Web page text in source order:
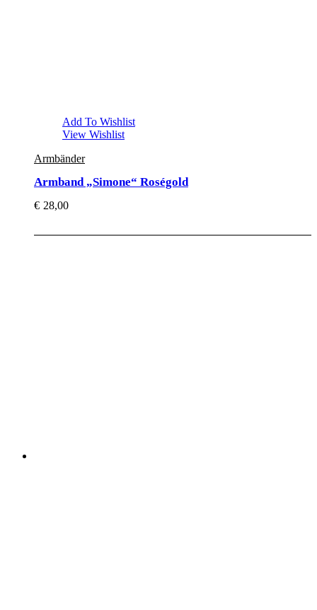
Add To Wishlist
View Wishlist
Armbänder
Armband „Simone“ Roségold
€ 28,00